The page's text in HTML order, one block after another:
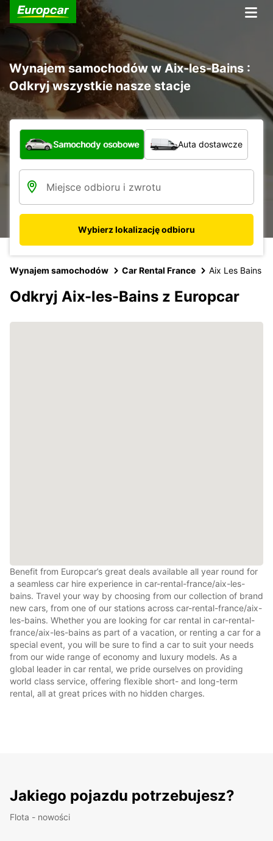
Wynajem samochodów w Aix-les-Bains :
Odkryj wszystkie nasze stacje
Jaki typ pojazdu?
Samochody osobowe Auta dostawcze
Wybierz lokalizację odbioru
Wynajem samochodów Car Rental France Aix Les Bains
Odkryj Aix-les-Bains z Europcar
Benefit from Europcar’s great deals available all year round for
a seamless car hire experience in car-rental-france/aix-les-
bains. Travel your way by choosing from our collection of brand
new cars, from one of our stations across car-rental-france/aix-
les-bains. Whether you are looking for car rental in car-rental-
france/aix-les-bains as part of a vacation, or renting a car for a
special event, you will be sure to find a car to suit your needs
from our wide range of economy and luxury models. As a
global leader in car rental, we pride ourselves on providing
world class service, offering flexible short- and long-term
rental, all at great prices with no hidden charges.
Jakiego pojazdu potrzebujesz?
Flota - nowości